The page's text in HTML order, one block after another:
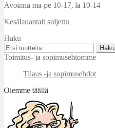
Avoinna ma-pe 10-17, la 10-14
Kesälauantait suljettu
Haku
Etsi:
Haku
Toimitus- ja sopimusehtomme
Tilaus -ja sopimusehdot
Olemme täällä